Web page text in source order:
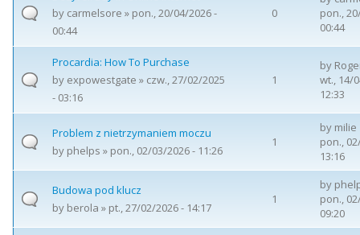
by carmelsore » pon., 20/04/2026 -
00:44
0
pon.,
00:44
Procardia: How To Purchase
by expowestgate » czw., 27/02/2025
- 03:16
1
by
wt., 14/
12:33
Problem z nietrzymaniem moczu
by phelps » pon., 02/03/2026 - 11:26
1
by milie
pon.,
13:16
Budowa pod klucz
by berola » pt., 27/02/2026 - 14:17
1
by
pon.,
09:20